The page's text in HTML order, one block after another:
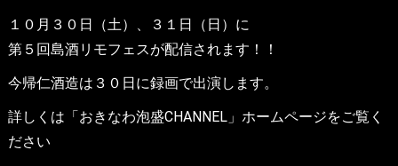
１０月３０日（土）、３１日（日）に
第５回島酒リモフェスが配信されます！！
今帰仁酒造は３０日に録画で出演します。
詳しくは「おきなわ泡盛CHANNEL」ホームページをご覧く
ださい